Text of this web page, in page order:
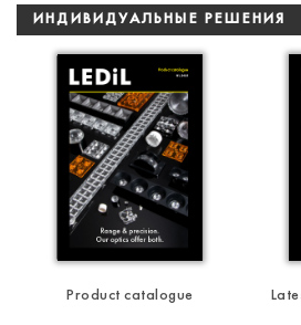
ИНДИВИДУАЛЬНЫЕ РЕШЕНИЯ
Product catalogue